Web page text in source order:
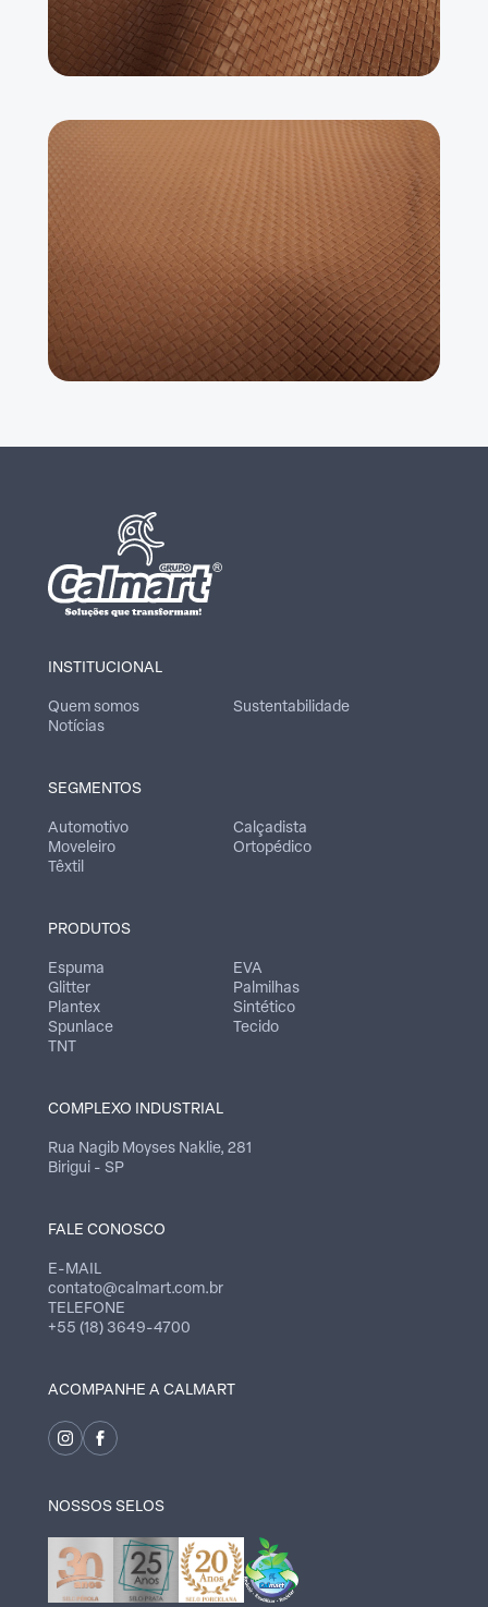
INSTITUCIONAL
Quem somos
Sustentabilidade
Notícias
SEGMENTOS
Automotivo
Calçadista
Moveleiro
Ortopédico
Têxtil
PRODUTOS
Espuma
EVA
Glitter
Palmilhas
Plantex
Sintético
Spunlace
Tecido
TNT
COMPLEXO INDUSTRIAL
Rua Nagib Moyses Naklie, 281
Birigui - SP
FALE CONOSCO
E-MAIL
contato@calmart.com.br
TELEFONE
+55 (18) 3649-4700
ACOMPANHE A CALMART
NOSSOS SELOS